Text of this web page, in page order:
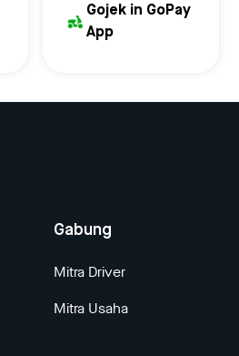
Gojek in GoPay
App
Gabung
Mitra Driver
Mitra Usaha